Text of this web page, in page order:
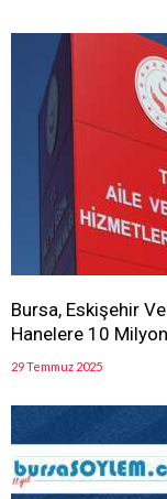
Bursa, Eskişehir
Hanelere 10
29 Temmuz 2025